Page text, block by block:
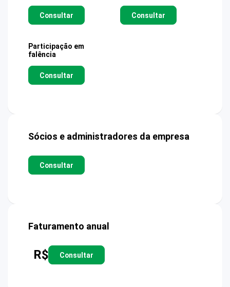
Consultar Consultar
Participação em
falência
Consultar
Sócios e administradores da empresa
Consultar
Faturamento anual
R$ Consultar